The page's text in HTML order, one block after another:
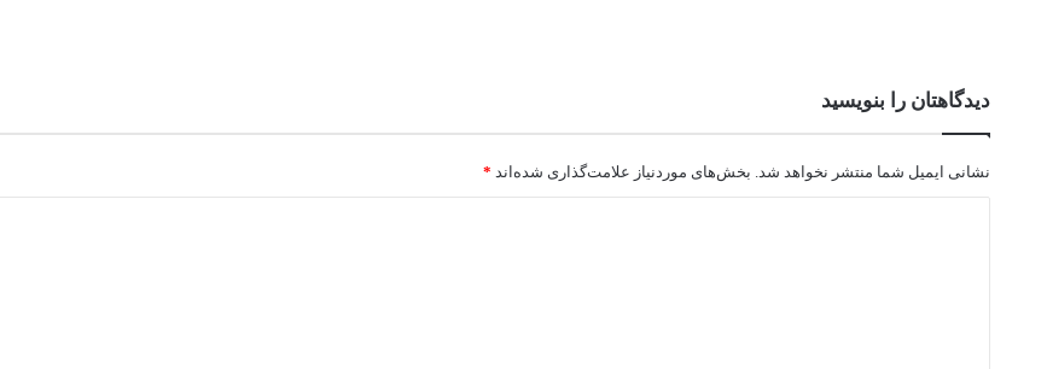
دیدگاهتان را بنویسید
نشانی ایمیل شما منتشر نخواهد شد. بخش‌های موردنیاز علامت‌گذاری شده‌اند *